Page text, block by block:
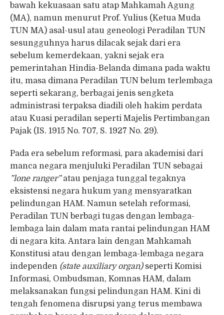
bawah kekuasaan satu atap Mahkamah Agung
(MA), namun menurut Prof. Yulius (Ketua Muda
TUN MA) asal-usul atau geneologi Peradilan TUN
sesungguhnya harus dilacak sejak dari era
sebelum kemerdekaan, yakni sejak era
pemerintahan Hindia-Belanda dimana pada waktu
itu, masa dimana Peradilan TUN belum terlembaga
seperti sekarang, berbagai jenis sengketa
administrasi terpaksa diadili oleh hakim perdata
atau Kuasi peradilan seperti Majelis Pertimbangan
Pajak (IS. 1915 No. 707, S. 1927 No. 29).
Pada era sebelum reformasi, para akademisi dari
manca negara menjuluki Peradilan TUN sebagai
”lone ranger”atau penjaga tunggal tegaknya
eksistensi negara hukum yang mensyaratkan
pelindungan HAM. Namun setelah reformasi,
Peradilan TUN berbagi tugas dengan lembaga-
lembaga lain dalam mata rantai pelindungan HAM
di negara kita. Antara lain dengan Mahkamah
Konstitusi atau dengan lembaga-lembaga negara
independen (state auxiliary organ)seperti Komisi
Informasi, Ombudsman, Komnas HAM, dalam
melaksanakan fungsi pelindungan HAM. Kini di
tengah fenomena disrupsi yang terus membawa